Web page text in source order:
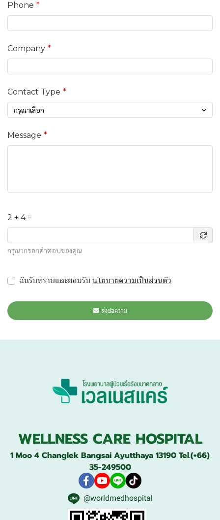
Phone
Company
Contact Type
กรุณาเลือก
Message
2 + 4 =
กรุณากรอกคำตอบของคุณ
ฉันรับทราบและยอมรับ นโยบายความเป็นส่วนตัว
ส่งข้อความ
WELLNESS CARE HOSPITAL
1 Moo 4 Changlek Bangsai Ayutthaya 13190 Tel.(+66)
35-249500
@worldmedhospital